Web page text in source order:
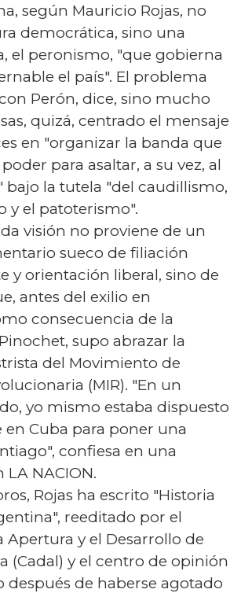
según Mauricio Rojas, no
democrática, sino una
el peronismo, "que gobierna
el país". El problema
Perón, dice, sino mucho
quizá, centrado el mensaje
en "organizar la banda que
para asaltar, a su vez, al
bajo la tutela "del caudillismo,
y el patoterismo".
visión no proviene de un
sueco de filiación
y orientación liberal, sino de
antes del exilio en
consecuencia de la
supo abrazar la
del Movimiento de
(MIR). "En un
yo mismo estaba dispuesto
Cuba para poner una
confiesa en una
NACION.
Rojas ha escrito "Historia
reeditado por el
Apertura y el Desarrollo de
(Cadal) y el centro de opinión
después de haberse agotado